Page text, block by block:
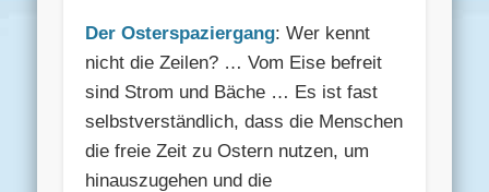
Der Osterspaziergang: Wer kennt
nicht die Zeilen? … Vom Eise befreit
sind Strom und Bäche … Es ist fast
selbstverständlich, dass die Menschen
die freie Zeit zu Ostern nutzen, um
hinauszugehen und die